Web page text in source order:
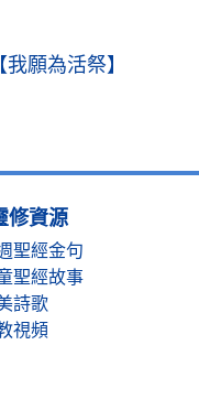
願為活祭】
修資源
聖經金句
聖經故事
詩歌
視頻